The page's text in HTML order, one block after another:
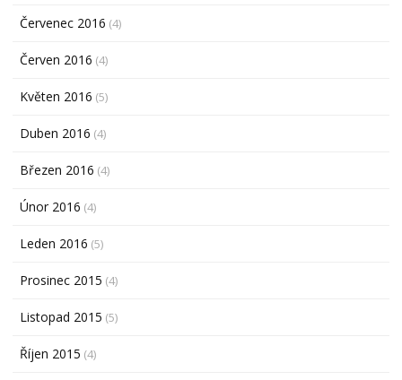
Červenec 2016 (4)
Červen 2016 (4)
Květen 2016 (5)
Duben 2016 (4)
Březen 2016 (4)
Únor 2016 (4)
Leden 2016 (5)
Prosinec 2015 (4)
Listopad 2015 (5)
Říjen 2015 (4)